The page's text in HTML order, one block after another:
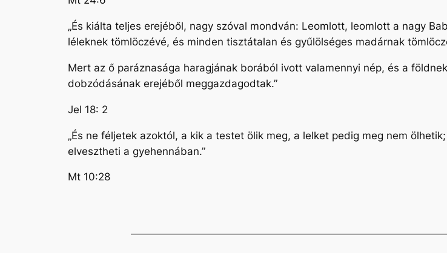
„És kiálta teljes erejéből, nagy szóval mondván: Leomlott, leomlott a nagy
léleknek tömlöczévé, és minden tisztátalan és gyűlölséges madárnak
Mert az ő paráznasága haragjának borából ivott valamennyi nép, és a
dobzódásának erejéből meggazdagodtak.”
Jel 18: 2
„És ne féljetek azoktól, a kik a testet ölik meg, a lelket pedig meg nem
elvesztheti a gyehennában.”
Mt 10:28